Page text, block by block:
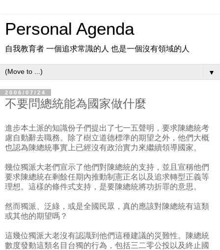
Personal Agenda
自我教育者 一個追求常識的人 也是一個沒有領域的人
▼
2006/07/24
不要問總統能為國家做什麼
進步本土派的知識份子們提出了七一五聲明，要求陳總統考
慮自動辭去職務。除了樹立道德標準的期望之外，他們大概
也認為陳總統事實上已經沒有政治實力來繼續領導國家。
幾位獨派大老們宣示了他們對陳總統的支持，並且宣稱他們
要求陳總統在剩餘任期內推動制憲正名以及追求轉型正義等
理想。這樣的條件式支持，是要陳總統將功折罪的意思。
然而獨派、泛綠，或是全國民眾，真的應該對陳總統有這類
或其他的期望嗎？
這幾位獨派大老沒有認識到他們這種建議的災難性。陳總統
數度發動這類名目台獨的行為，包括三二零公投以及終止國